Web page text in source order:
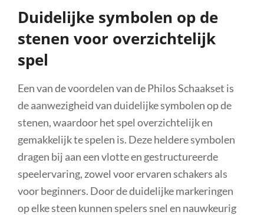
Duidelijke symbolen op de
stenen voor overzichtelijk
spel
Een van de voordelen van de Philos Schaakset is
de aanwezigheid van duidelijke symbolen op de
stenen, waardoor het spel overzichtelijk en
gemakkelijk te spelen is. Deze heldere symbolen
dragen bij aan een vlotte en gestructureerde
speelervaring, zowel voor ervaren schakers als
voor beginners. Door de duidelijke markeringen
op elke steen kunnen spelers snel en nauwkeurig